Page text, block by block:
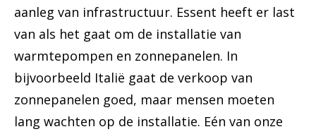
aanleg van infrastructuur. Essent heeft er last
van als het gaat om de installatie van
warmtepompen en zonnepanelen. In
bijvoorbeeld Italië gaat de verkoop van
zonnepanelen goed, maar mensen moeten
lang wachten op de installatie. Eén van onze